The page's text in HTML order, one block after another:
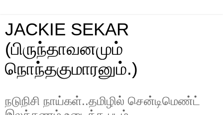
JACKIE SEKAR
(பிருந்தாவனமும்
நொந்தகுமாரனும்.)
நடுநிசி நாய்கள்..தமிழில் சென்டிமெண்ட்